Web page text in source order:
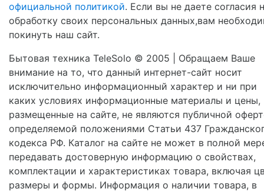
официальной политикой. Если вы не даете согласия
обработку своих персональных данных,вам
покинуть наш сайт.
Бытовая техника TeleSolo © 2005 | Обращаем Ваше
внимание на то, что данный интернет-сайт носит
исключительно информационный характер и ни при
каких условиях информационные материалы и цены,
размещенные на сайте, не являются публичной
определяемой положениями Статьи 437
кодекса РФ. Каталог на сайте не может в полной
передавать достоверную информацию о свойствах,
комплектации и характеристиках товара, включая
размеры и формы. Информация о наличии товара, в